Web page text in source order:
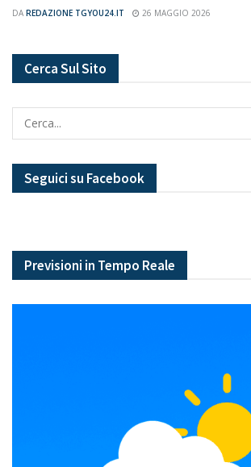
DA REDAZIONE TGYOU24.IT 26 MAGGIO 2026
Cerca Sul Sito
Seguici su Facebook
Previsioni in Tempo Reale